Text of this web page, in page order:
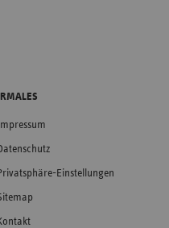
Einstellungen